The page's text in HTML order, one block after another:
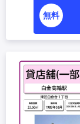
無料